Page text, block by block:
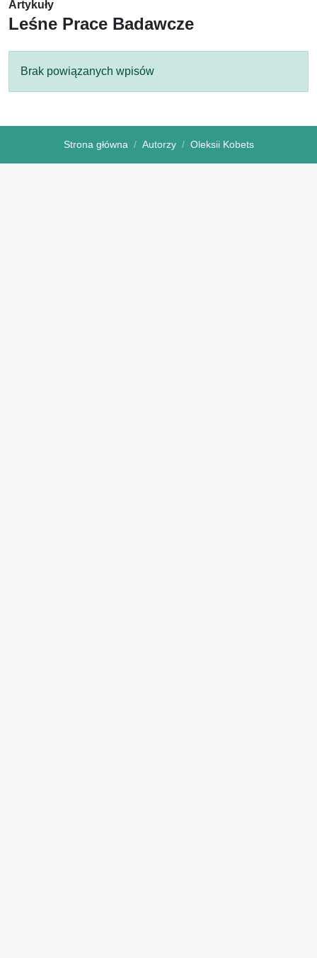
Artykuły
Leśne Prace Badawcze
Brak powiązanych wpisów
Strona główna Autorzy Oleksii Kobets